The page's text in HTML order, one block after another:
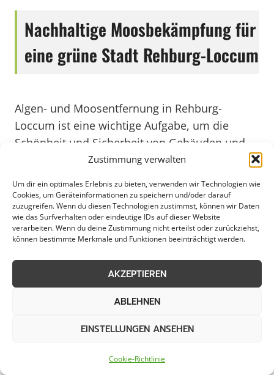
Zustimmung verwalten
Um dir ein optimales Erlebnis zu bieten, verwenden wir Technologien wie
Cookies, um Geräteinformationen zu speichern und/oder darauf
zuzugreifen. Wenn du diesen Technologien zustimmst, können wir Daten
wie das Surfverhalten oder eindeutige IDs auf dieser Website
verarbeiten. Wenn du deine Zustimmung nicht erteilst oder zurückziehst,
können bestimmte Merkmale und Funktionen beeinträchtigt werden.
AKZEPTIEREN
ABLEHNEN
EINSTELLUNGEN ANSEHEN
Cookie-Richtlinie
Nachhaltige Moosbekämpfung für
eine grüne Stadt Rehburg-Loccum
Algen- und Moosentfernung in Rehburg-
Loccum ist eine wichtige Aufgabe, um die
Schönheit und Sicherheit von Gebäuden und
Außenbereichen zu erhalten. In Rehburg-
feuchte Klima und die häufigen Niederschläge
schnell wachsen und zu unschönen
Verfärbungen führen. Es ist daher ratsam,
regelmäßig professionelle Dienstleistungen zur
Algen- und Moosentfernung in Anspruch zu
nehmen, um langfristige Schäden an Fassaden,
Dächern und Wegen zu vermeiden.
Loccum bieten effektive Lösungen zur
Langlebigkeit und Ästhetik von Gebäuden zu